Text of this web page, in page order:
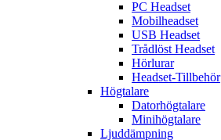
PC Headset
Mobilheadset
USB Headset
Trådlöst Headset
Hörlurar
Headset-Tillbehör
Högtalare
Datorhögtalare
Minihögtalare
Ljuddämpning